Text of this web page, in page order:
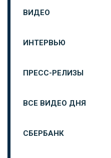
ВИДЕО
ИНТЕРВЬЮ
ПРЕСС-РЕЛИЗЫ
ВСЕ ВИДЕО ДНЯ
СБЕРБАНК